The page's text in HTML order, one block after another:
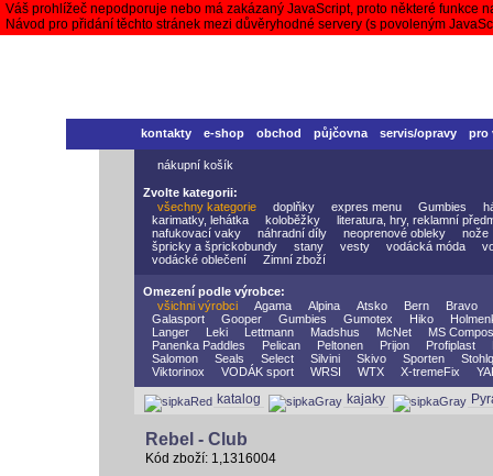
Váš prohlížeč nepodporuje nebo má zakázaný JavaScript, proto některé funkce
Návod pro přidání těchto stránek mezi důvěryhodné servery (s povoleným
kontakty e-shop obchod půjčovna servis/opravy pro
nákupní košík
Zvolte kategorii:
všechny kategorie
doplňky expres menu Gumbies
karimatky, lehátka
koloběžky
literatura, hry, reklamní
nafukovací vaky
náhradní díly neoprenové obleky
nože
špricky a šprickobundy
stany vesty vodácká móda
vodácké oblečení
Zimní zboží
Omezení podle výrobce:
všichni výrobci
Agama Alpina Atsko Bern
Bravo
Galasport
Gooper Gumbies Gumotex Hiko
Langer
Leki Lettmann Madshus McNet
MS
Panenka Paddles
Pelican Peltonen Prijon Profiplast
Salomon
Seals Select Silvini Skivo Sporten
Viktorinox
VODÁK sport WRSI WTX X-tremeFix
katalog kajaky
Rebel - Club
Kód zboží: 1,1316004